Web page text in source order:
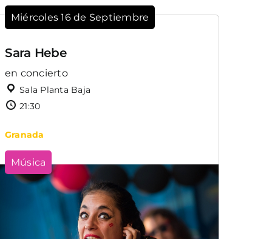
Miércoles 16 de Septiembre
Sara Hebe
en concierto
Sala Planta Baja
21:30
Granada
Música